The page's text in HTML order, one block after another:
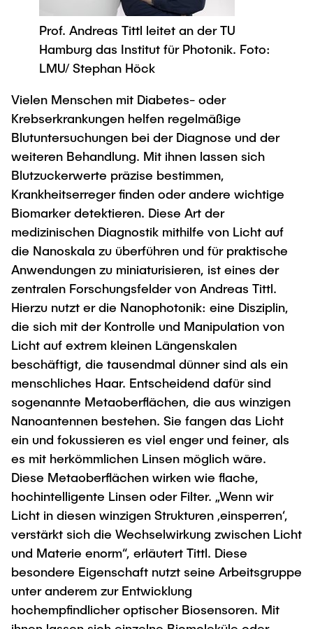
Pressemitteilungen
Flyer und Broschüren
Veranstaltungen
Merchandise-Shop
Arbeiten an der TU Hamburg
Stellenausschreibungen
Berufsausbildung und Praktika
Berufungen
Neue Mitarbeitende
Intern
Beratung und Kontakt
Neu an der TUHH
Rund ums Studium
AI in Education
Für Absolventinnen und Absolventen
Berufseinstieg - Career Center
Graduiertenakademie
Promotion und Habilitation
Wissenschaftliche Weiterbildung
Best Practices Lehre
Hochschuldidaktik - ZLL
LearnING Center
Lehre im europäischen Verbund (ECIU)
WorkINGLab / Makerspace
UNU HUB "Engineering to Face Climate
Change"
Forschungsförderung
Early Career Researchers
Gute Wissenschaftliche Praxis
Future Lectures
Team
Neues aus der Forschung &
Transfer
Interdisziplinärer Workshop des FSP
„Biobasierte Prozesse und
Reaktortechnologien“
Studiengänge
Forschung und Institute
Technologie und Innovation in der Bildung
News
Studiengänge
Forschung und Institute
Management-Wissenschaften und Technologie
Studiengänge
Forschung und Institute
Maschinenbau
Studiengänge
Studienbereich FIT
Institute im Überblick
Austauschstudium
Intercultural Hub
(Gast)Wissenschaftler*innen
Partnerships and Strategy
Partnerhochschulen Studierendenaustausch
Eine Partnerschaft vereinbaren
Strategie
ECIU University
Contacts & International Team
Prof. Andreas Tittl leitet an der TU
Hamburg das Institut für Photonik. Foto:
LMU/ Stephan Höck
Vielen Menschen mit Diabetes- oder
Krebserkrankungen helfen regelmäßige
Blutuntersuchungen bei der Diagnose und der
weiteren Behandlung. Mit ihnen lassen sich
Blutzuckerwerte präzise bestimmen,
Krankheitserreger finden oder andere wichtige
Biomarker detektieren. Diese Art der
medizinischen Diagnostik mithilfe von Licht auf
die Nanoskala zu überführen und für praktische
Anwendungen zu miniaturisieren, ist eines der
zentralen Forschungsfelder von Andreas Tittl.
Hierzu nutzt er die Nanophotonik: eine Disziplin,
die sich mit der Kontrolle und Manipulation von
Licht auf extrem kleinen Längenskalen
beschäftigt, die tausendmal dünner sind als ein
menschliches Haar. Entscheidend dafür sind
sogenannte Metaoberflächen, die aus winzigen
Nanoantennen bestehen. Sie fangen das Licht
ein und fokussieren es viel enger und feiner, als
es mit herkömmlichen Linsen möglich wäre.
Diese Metaoberflächen wirken wie flache,
hochintelligente Linsen oder Filter. „Wenn wir
Licht in diesen winzigen Strukturen ‚einsperren‘,
verstärkt sich die Wechselwirkung zwischen Licht
und Materie enorm“, erläutert Tittl. Diese
besondere Eigenschaft nutzt seine Arbeitsgruppe
unter anderem zur Entwicklung
hochempfindlicher optischer Biosensoren. Mit